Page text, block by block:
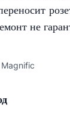
не